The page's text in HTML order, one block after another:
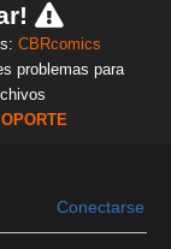
CBRcomics
problemas para
Conectarse